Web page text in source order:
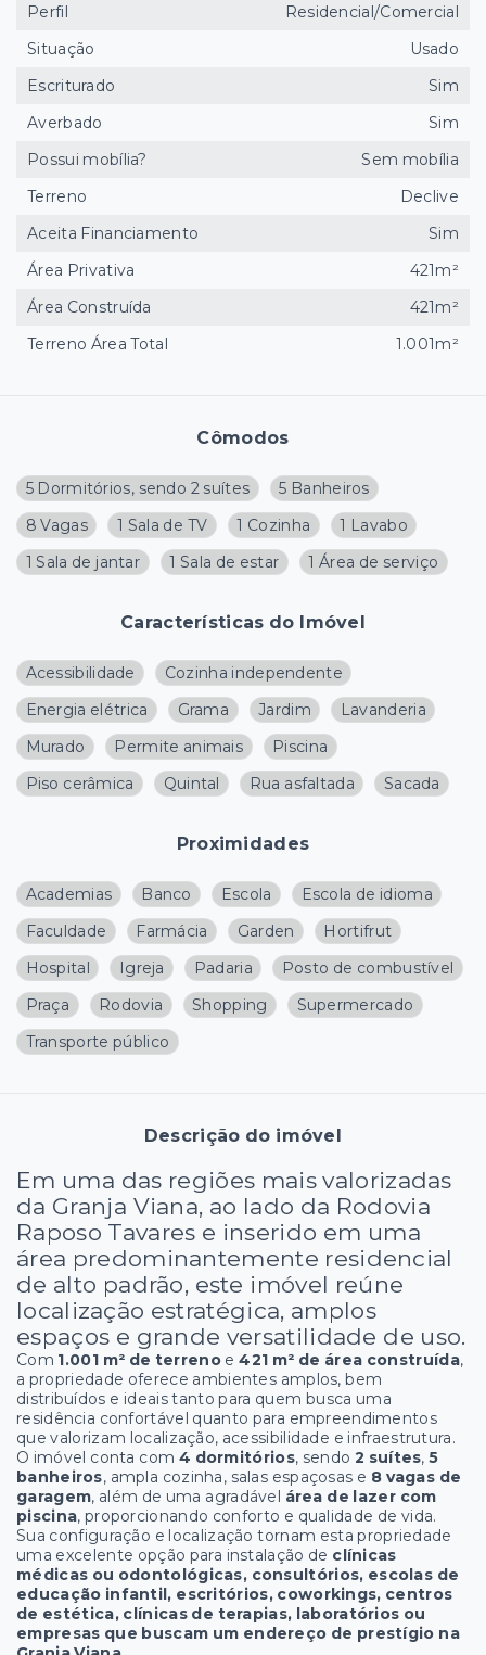
Cômodos
5 Dormitórios, sendo 2 suítes
5 Banheiros
8 Vagas
1 Sala de TV 1 Cozinha
1 Lavabo
1 Sala de jantar
1 Sala de estar 1 Área de serviço
Características do Imóvel
Acessibilidade
Cozinha independente
Energia elétrica
Grama Jardim
Lavanderia
Murado
Permite animais
Piscina
Piso cerâmica
Quintal Rua asfaltada Sacada
Proximidades
Academias Banco Escola
Escola de idioma
Faculdade
Farmácia Garden
Hortifrut
Hospital
Igreja Padaria
Posto de combustível
Praça
Rodovia Shopping
Supermercado
Transporte público
Descrição do imóvel
Em uma das regiões mais valorizadas
da Granja Viana, ao lado da Rodovia
Raposo Tavares e inserido em uma
área predominantemente residencial
de alto padrão, este imóvel reúne
localização estratégica, amplos
espaços e grande versatilidade de uso.
Com 1.001 m² de terrenoe421 m² de área construída,
a propriedade oferece ambientes amplos, bem
distribuídos e ideais tanto para quem busca uma
residência confortável quanto para empreendimentos
que valorizam localização, acessibilidade e infraestrutura.
O imóvel conta com 4 dormitórios, sendo 2 suítes,5
banheiros, ampla cozinha, salas espaçosas e 8 vagas de
garagem, além de uma agradável área de lazer com
piscina, proporcionando conforto e qualidade de vida.
Sua configuração e localização tornam esta propriedade
uma excelente opção para instalação de clínicas
médicas ou odontológicas, consultórios, escolas de
educação infantil, escritórios, coworkings, centros
de estética, clínicas de terapias, laboratórios ou
empresas que buscam um endereço de prestígio na
Perfil
Residencial/Comercial
Situação
Usado
Escriturado
Sim
Averbado
Sim
Possui mobília?
Sem mobília
Terreno
Declive
Aceita Financiamento
Sim
Área Privativa
421m²
Área Construída
421m²
Terreno Área Total
1.001m²